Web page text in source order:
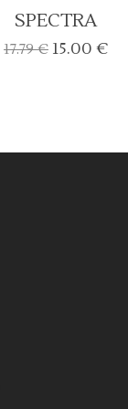
SPECTRA
17.79€ Algne
15.00 €